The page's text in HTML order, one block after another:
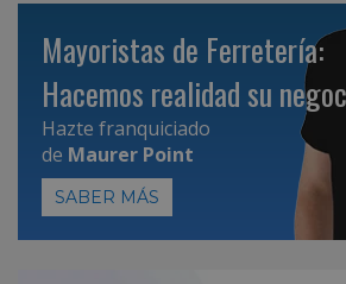
Mayoristas de Ferretería:
Hacemos realidad su
Hazte franquiciado
de Maurer Point
SABER MÁS